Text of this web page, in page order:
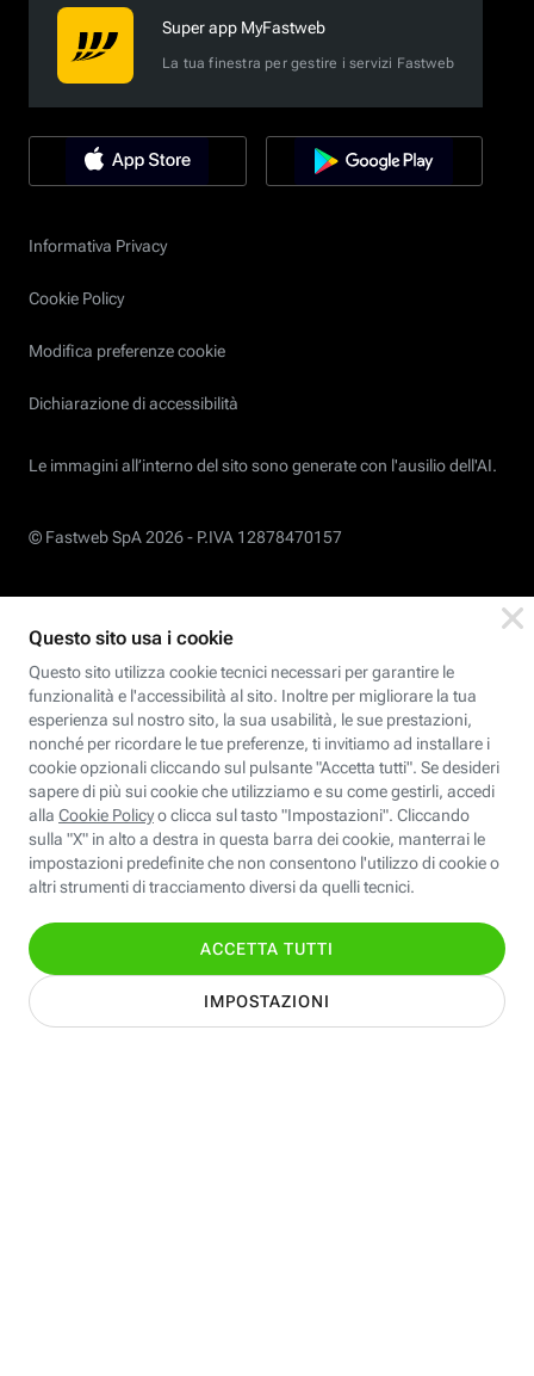
Super app MyFastweb
La tua finestra per gestire i servizi Fastweb
Informativa Privacy
Cookie Policy
Modifica preferenze cookie
Dichiarazione di accessibilità
Le immagini all’interno del sito sono generate con l'ausilio dell'AI.
© Fastweb SpA 2026 - P.IVA 12878470157